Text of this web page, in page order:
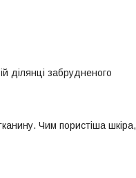
ділянці забрудненого
Чим пористіша шкіра,